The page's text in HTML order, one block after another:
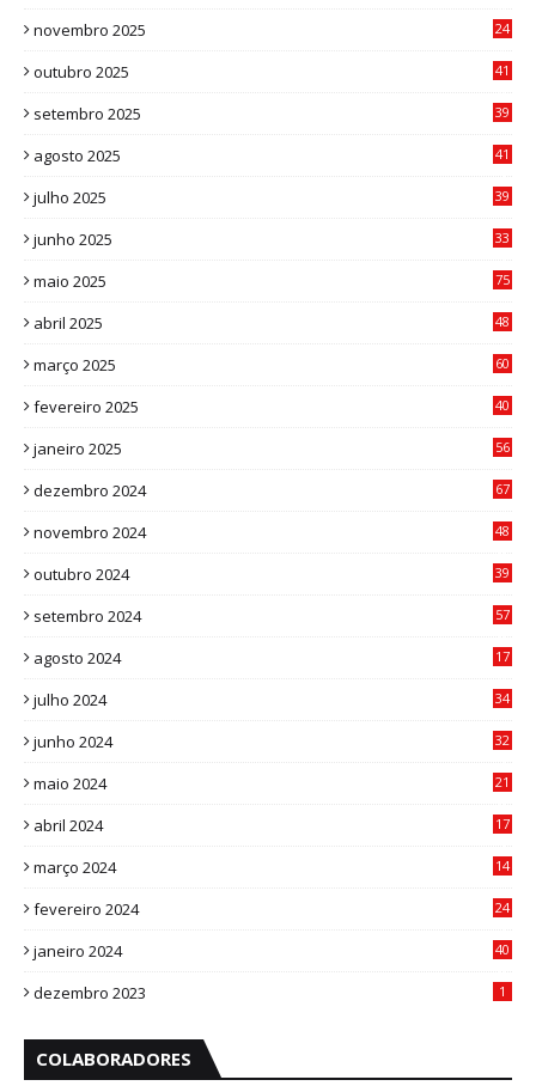
novembro 2025
24
outubro 2025
41
setembro 2025
39
agosto 2025
41
julho 2025
39
junho 2025
33
maio 2025 75
abril 2025
48
março 2025
60
fevereiro 2025
40
janeiro 2025
56
dezembro 2024
67
novembro 2024
48
outubro 2024
39
setembro 2024
57
agosto 2024
17
julho 2024
34
junho 2024
32
maio 2024
21
abril 2024
17
março 2024
14
fevereiro 2024
24
janeiro 2024
40
dezembro 2023 1
COLABORADORES